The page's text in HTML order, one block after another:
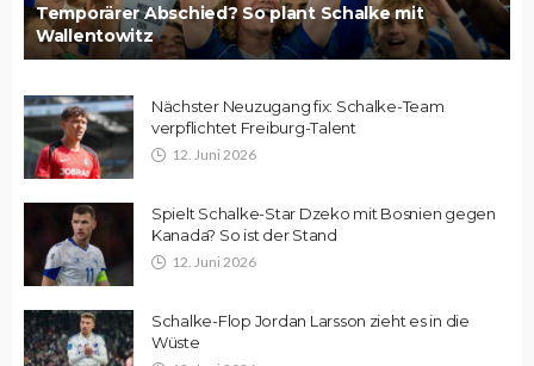
Temporärer Abschied? So plant Schalke mit
Wallentowitz
Nächster Neuzugang fix: Schalke-Team
verpflichtet Freiburg-Talent
12. Juni 2026
Spielt Schalke-Star Dzeko mit Bosnien gegen
Kanada? So ist der Stand
12. Juni 2026
Schalke-Flop Jordan Larsson zieht es in die
Wüste